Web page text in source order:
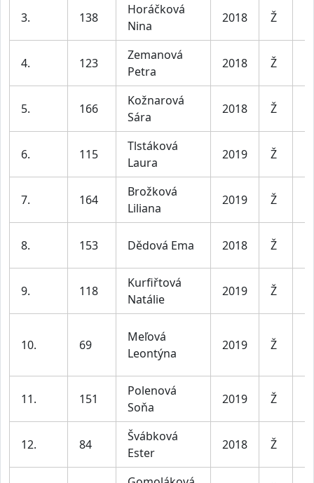
3. 138
Horáčková
Nina
2018 Ž
4. 123
Zemanová
Petra
2018 Ž
5. 166
Kožnarová
Sára
2018 Ž
6. 115
Tlstáková
Laura
2019 Ž
7. 164
Brožková
Liliana
2019 Ž
8. 153 Dědová Ema 2018 Ž
9. 118
Kurfiřtová
Natálie
2019 Ž
10. 69
Meľová
Leontýna
2019 Ž
11. 151
Polenová
Soňa
2019 Ž
12. 84
Švábková
Ester
2018 Ž